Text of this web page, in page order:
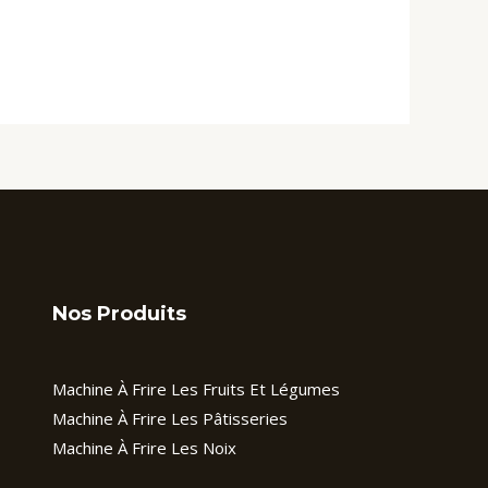
Nos Produits
Machine À Frire Les Fruits Et Légumes
Machine À Frire Les Pâtisseries
Machine À Frire Les Noix